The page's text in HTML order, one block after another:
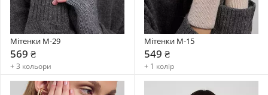
Мітенки М-29
569 ₴
+ 3 кольори
Мітенки М-15
549 ₴
+ 1 колір